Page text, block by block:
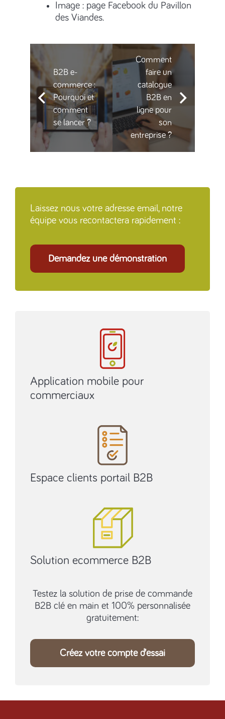
Image : page Facebook du Pavillon
des Viandes.
B2B e-
commerce :
Pourquoi et
comment
se lancer ?
Comment
faire un
catalogue
B2B en
ligne pour
son
entreprise ?
Laissez nous votre adresse email, notre
équipe vous recontactera rapidement :
Demandez une démonstration
Application mobile pour
commerciaux
Espace clients portail B2B
Solution ecommerce B2B
Testez la solution de prise de commande
B2B clé en main et 100% personnalisée
gratuitement:
Créez votre compte d’essai